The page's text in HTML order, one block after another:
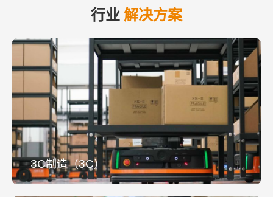
行业解决方案
3C制造（3C）